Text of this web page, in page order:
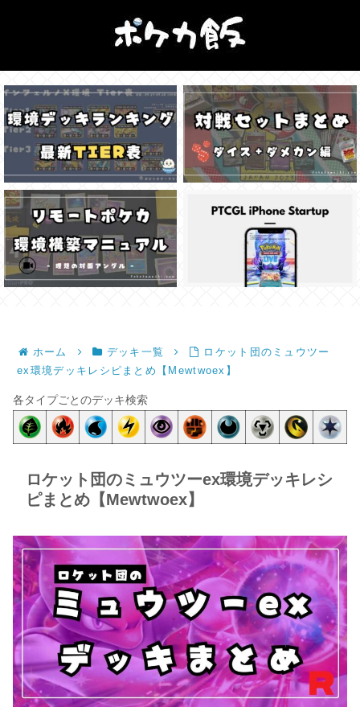
ホーム デッキ一覧
ロケット団のミュウツー
ex環境デッキレシピまとめ【Mewtwoex】
各タイプごとのデッキ検索
ロケット団のミュウツーex環境デッキレシ
ピまとめ【Mewtwoex】